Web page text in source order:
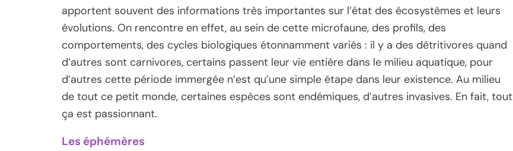
apportent souvent des informations très importantes sur l’état des écosystèmes et leurs
évolutions. On rencontre en effet, au sein de cette microfaune, des profils, des
comportements, des cycles biologiques étonnamment variés : il y a des détritivores quand
d’autres sont carnivores, certains passent leur vie entière dans le milieu aquatique, pour
d’autres cette période immergée n’est qu’une simple étape dans leur existence. Au milieu
de tout ce petit monde, certaines espèces sont endémiques, d’autres invasives. En fait, tout
ça est passionnant.
Les éphémères